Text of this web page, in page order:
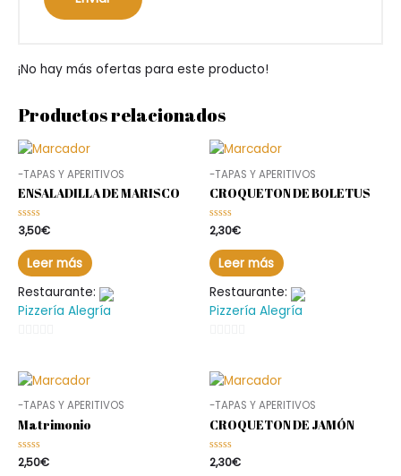
¡No hay más ofertas para este producto!
Productos relacionados
-TAPAS Y APERITIVOS
ENSALADILLA DE MARISCO
Valorado
en
de
5
3,50€
Leer más
Restaurante:
Pizzería Alegría
5
-TAPAS Y APERITIVOS
CROQUETON DE BOLETUS
Valorado
en
de
5
2,30€
Leer más
Restaurante:
Pizzería Alegría
5
-TAPAS Y APERITIVOS
Matrimonio
Valorado
en
2,50€
-TAPAS Y APERITIVOS
CROQUETON DE JAMÓN
Valorado
en
2,30€